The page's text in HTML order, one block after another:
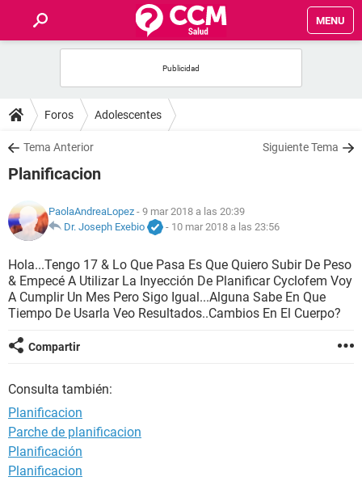
MENU
FOROS
SALUD
NUTRICIÓN
BIENESTAR
SEXUALIDAD
GLOSARIO
Foros Adolescentes
Tema Anterior Siguiente Tema
Planificacion
PaolaAndreaLopez - 9 mar 2018 a las 20:39
Dr. Joseph Exebio
- 10 mar 2018 a las 23:56
Hola...Tengo 17 & Lo Que Pasa Es Que Quiero Subir De Peso
& Empecé A Utilizar La Inyección De Planificar Cyclofem Voy
A Cumplir Un Mes Pero Sigo Igual...Alguna Sabe En Que
Tiempo De Usarla Veo Resultados..Cambios En El Cuerpo?
Compartir
Consulta también:
Planificacion
Parche de planificacion
Planificación
Planificacion